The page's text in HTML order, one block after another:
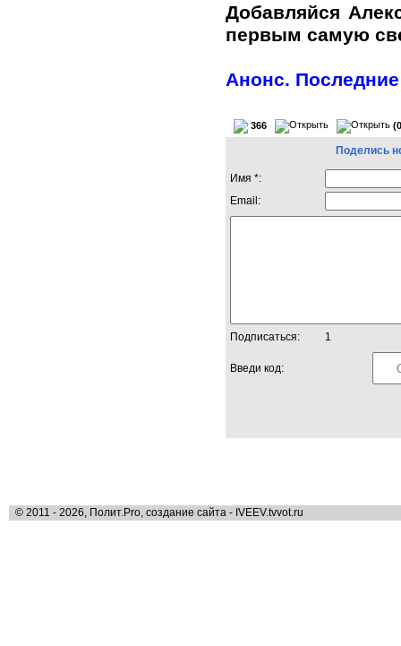
Добавляйся
первым самую
Анонс.
366
Поделись
Имя *:
Email:
Подписаться: 1
Введи код:
© 2011 - 2026, Полит.Pro, создание сайта - IVEEV.tvvot.ru